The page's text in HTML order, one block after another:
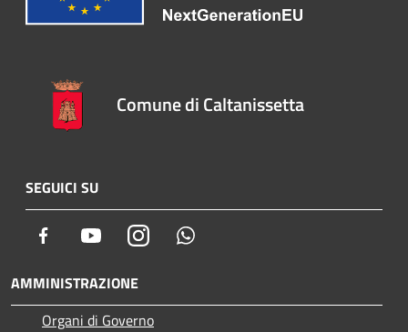
Comune di Caltanissetta
SEGUICI SU
Facebook YoutubeInstagram
AMMINISTRAZIONE
Organi di Governo